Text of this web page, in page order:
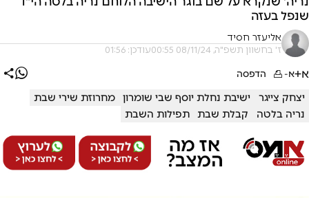
שנפל בעזה
אליעזר חסיד
ז' בחשוון תשפ"ה, 08/11/24 00:55 עודכן: 01:56
א+א- הדפסה
יצחק צייגר ישיבת נחלת יוסף שבי שומרון
מחרוזת שירי שבת
נריה בלטה
קבלת שבת תפילות השבת